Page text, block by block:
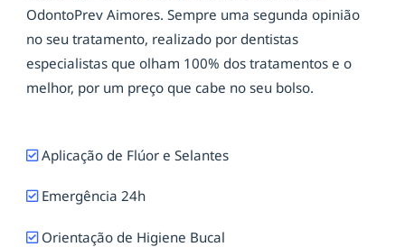
OdontoPrev Aimores. Sempre uma segunda opinião
no seu tratamento, realizado por dentistas
especialistas que olham 100% dos tratamentos e o
melhor, por um preço que cabe no seu bolso.
Aplicação de Flúor e Selantes
Emergência 24h
Orientação de Higiene Bucal